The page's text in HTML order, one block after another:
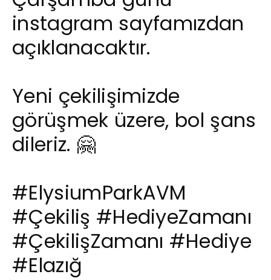
instagram sayfamızdan
açıklanacaktır.
Yeni çekilişimizde
görüşmek üzere, bol şans
dileriz. 🤗
#ElysiumParkAVM
#Çekiliş #HediyeZamanı
#ÇekilişZamanı #Hediye
#Elazığ